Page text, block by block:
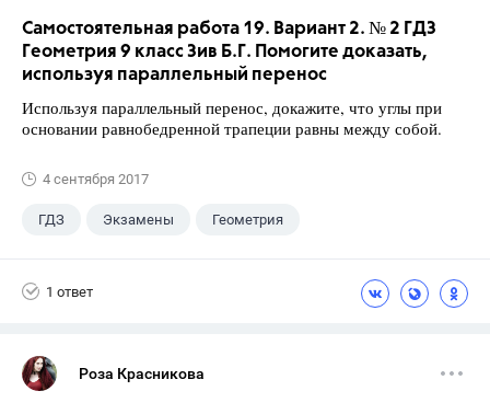
Самостоятельная работа 19. Вариант 2. № 2 ГДЗ
Геометрия 9 класс Зив Б.Г. Помогите доказать,
используя параллельный перенос
Используя параллельный перенос, докажите, что углы при
основании равнобедренной трапеции равны между собой.
4 сентября 2017
ГДЗ Экзамены Геометрия
1 ответ
Роза Красникова